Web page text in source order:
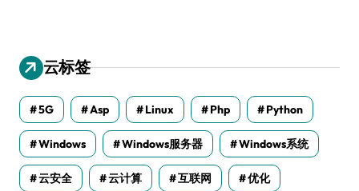
云标签
5G Asp Linux Php Python
Windows Windows服务器 Windows系统
云安全 云计算 互联网 优化